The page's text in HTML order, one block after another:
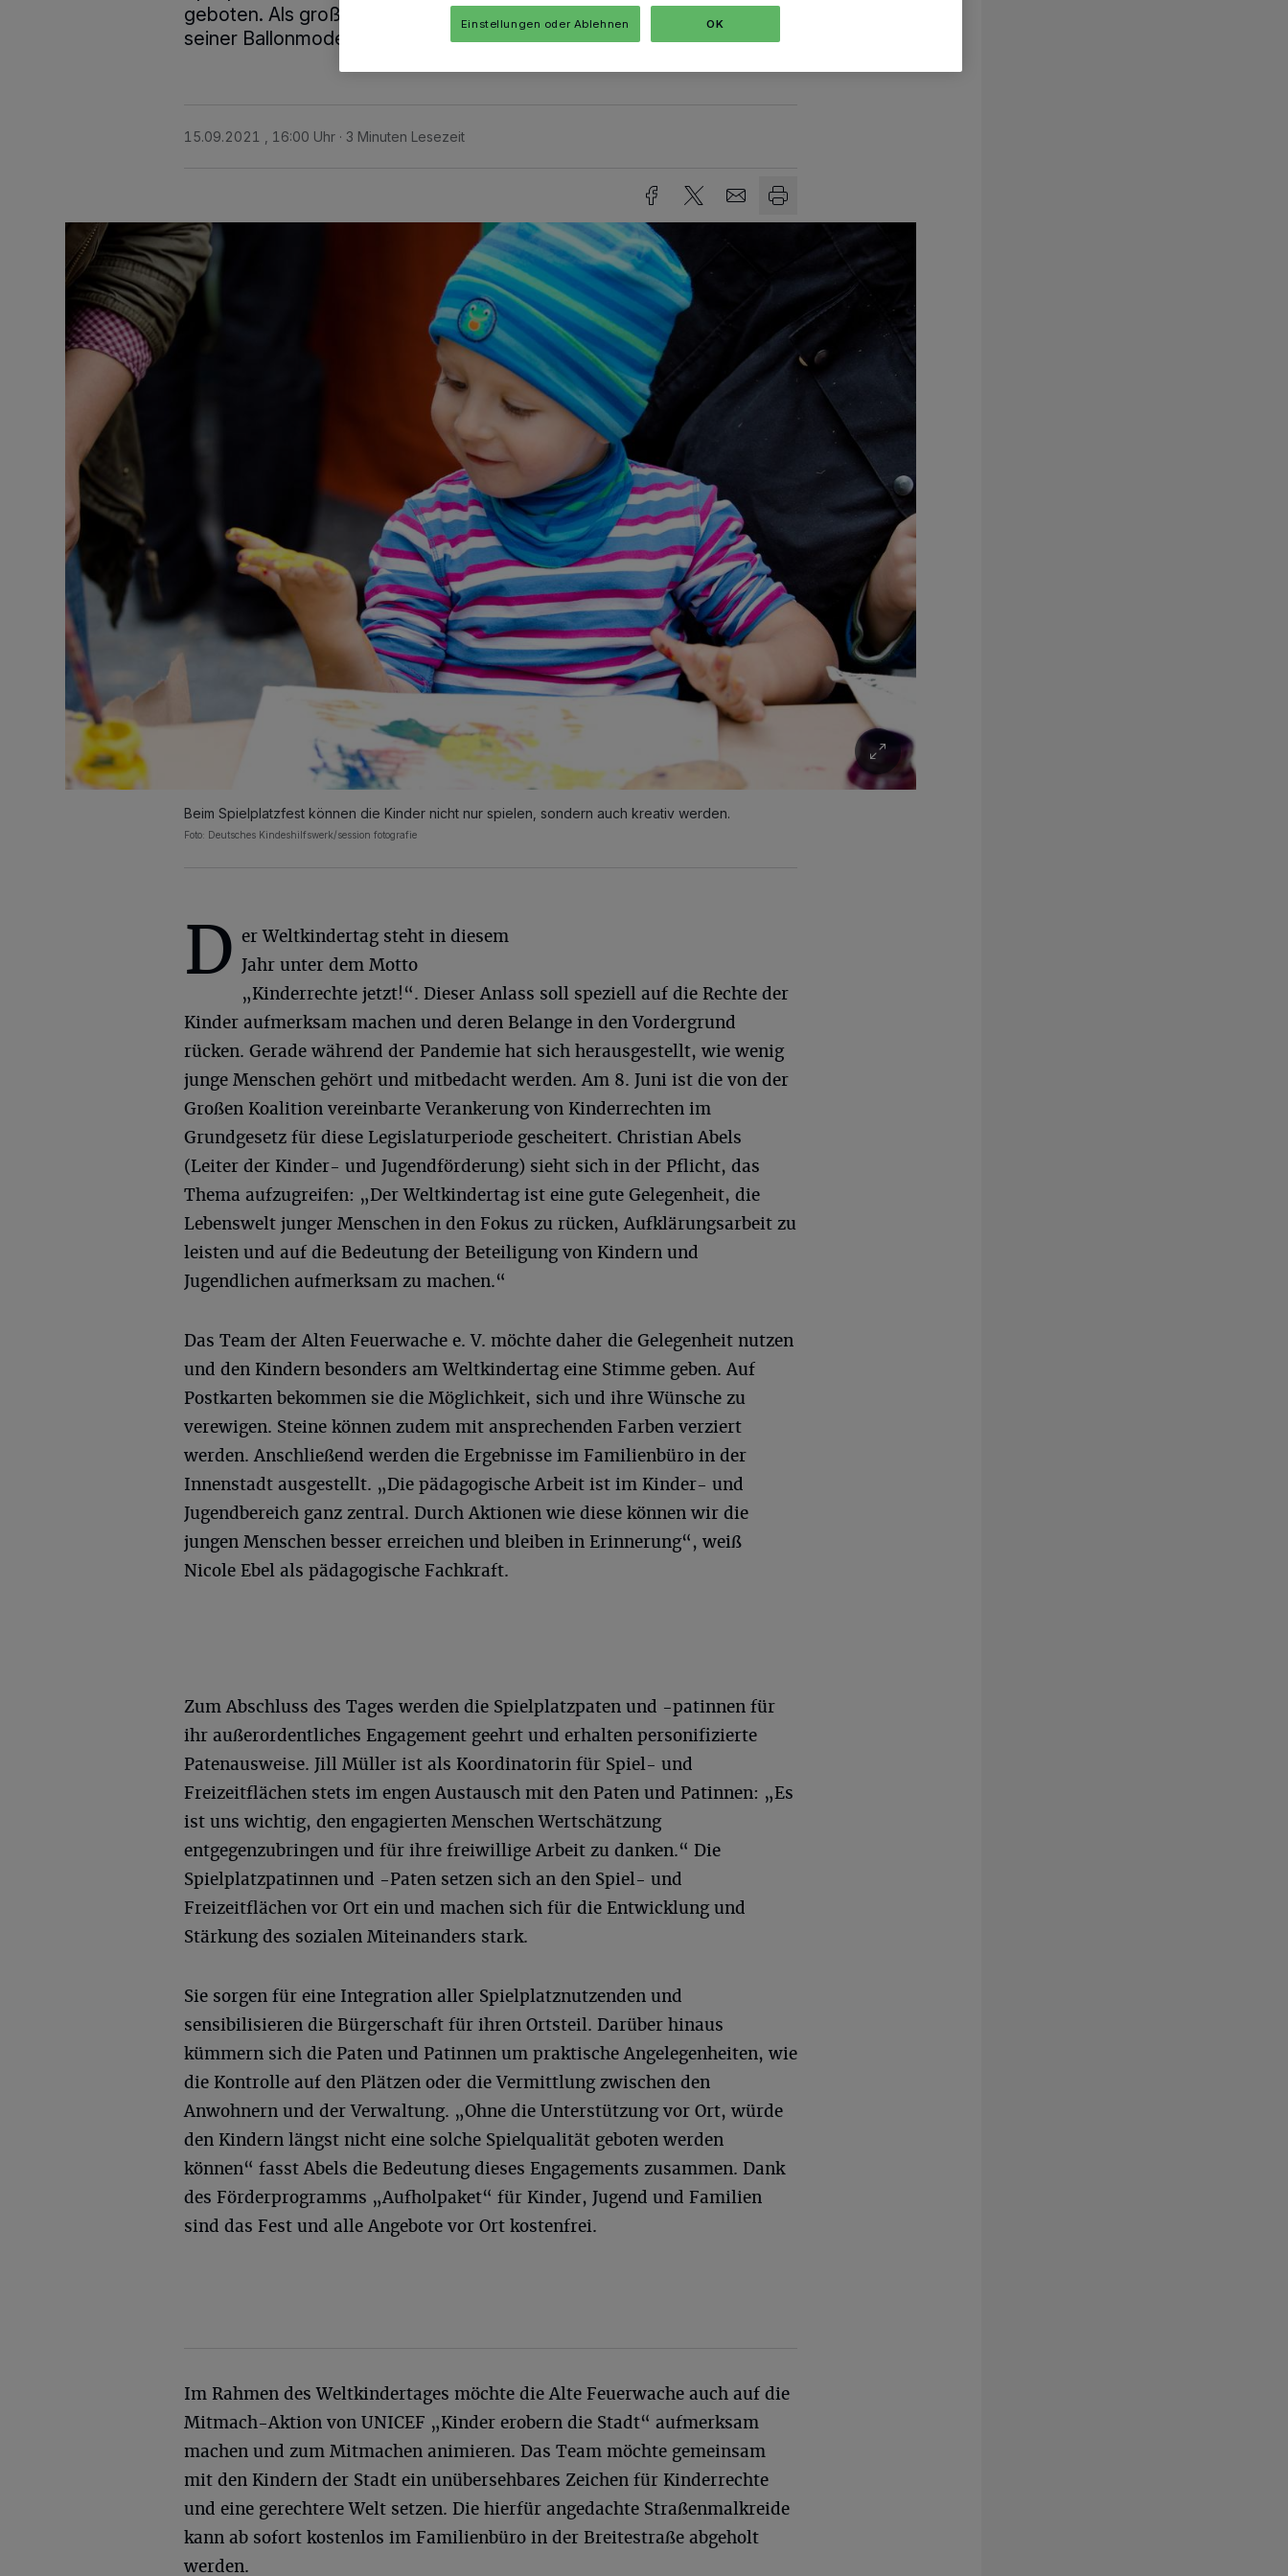
geboten. Als große Attraktion ist unter anderem Clown Pepe mit
seiner Ballonmodellage vor Ort.
15.09.2021 , 16:00 Uhr 3 Minuten Lesezeit
Beim Spielplatzfest können die Kinder nicht nur spielen, sondern auch kreativ werden.
Foto: Deutsches Kindeshilfswerk/session fotografie
D er Weltkindertag steht in diesem
Jahr unter dem Motto
„Kinderrechte jetzt!“. Dieser Anlass soll speziell auf die Rechte der
Kinder aufmerksam machen und deren Belange in den Vordergrund
rücken. Gerade während der Pandemie hat sich herausgestellt, wie wenig
junge Menschen gehört und mitbedacht werden. Am 8. Juni ist die von der
Großen Koalition vereinbarte Verankerung von Kinderrechten im
Grundgesetz für diese Legislaturperiode gescheitert. Christian Abels
(Leiter der Kinder- und Jugendförderung) sieht sich in der Pflicht, das
Thema aufzugreifen: „Der Weltkindertag ist eine gute Gelegenheit, die
Lebenswelt junger Menschen in den Fokus zu rücken, Aufklärungsarbeit zu
leisten und auf die Bedeutung der Beteiligung von Kindern und
Jugendlichen aufmerksam zu machen.“
Das Team der Alten Feuerwache e. V. möchte daher die Gelegenheit nutzen
und den Kindern besonders am Weltkindertag eine Stimme geben. Auf
Postkarten bekommen sie die Möglichkeit, sich und ihre Wünsche zu
verewigen. Steine können zudem mit ansprechenden Farben verziert
werden. Anschließend werden die Ergebnisse im Familienbüro in der
Innenstadt ausgestellt. „Die pädagogische Arbeit ist im Kinder- und
Jugendbereich ganz zentral. Durch Aktionen wie diese können wir die
jungen Menschen besser erreichen und bleiben in Erinnerung“, weiß
Nicole Ebel als pädagogische Fachkraft.
Zum Abschluss des Tages werden die Spielplatzpaten und -patinnen für
ihr außerordentliches Engagement geehrt und erhalten personifizierte
Patenausweise. Jill Müller ist als Koordinatorin für Spiel- und
Freizeitflächen stets im engen Austausch mit den Paten und Patinnen: „Es
ist uns wichtig, den engagierten Menschen Wertschätzung
entgegenzubringen und für ihre freiwillige Arbeit zu danken.“ Die
Spielplatzpatinnen und -Paten setzen sich an den Spiel- und
Freizeitflächen vor Ort ein und machen sich für die Entwicklung und
Stärkung des sozialen Miteinanders stark.
Sie sorgen für eine Integration aller Spielplatznutzenden und
sensibilisieren die Bürgerschaft für ihren Ortsteil. Darüber hinaus
kümmern sich die Paten und Patinnen um praktische Angelegenheiten, wie
die Kontrolle auf den Plätzen oder die Vermittlung zwischen den
Anwohnern und der Verwaltung. „Ohne die Unterstützung vor Ort, würde
den Kindern längst nicht eine solche Spielqualität geboten werden
können“ fasst Abels die Bedeutung dieses Engagements zusammen. Dank
des Förderprogramms „Aufholpaket“ für Kinder, Jugend und Familien
sind das Fest und alle Angebote vor Ort kostenfrei.
Im Rahmen des Weltkindertages möchte die Alte Feuerwache auch auf die
Mitmach-Aktion von UNICEF „Kinder erobern die Stadt“ aufmerksam
machen und zum Mitmachen animieren. Das Team möchte gemeinsam
mit den Kindern der Stadt ein unübersehbares Zeichen für Kinderrechte
und eine gerechtere Welt setzen. Die hierfür angedachte Straßenmalkreide
kann ab sofort kostenlos im Familienbüro in der Breitestraße abgeholt
werden.
Einstellungen oder Ablehnen OK